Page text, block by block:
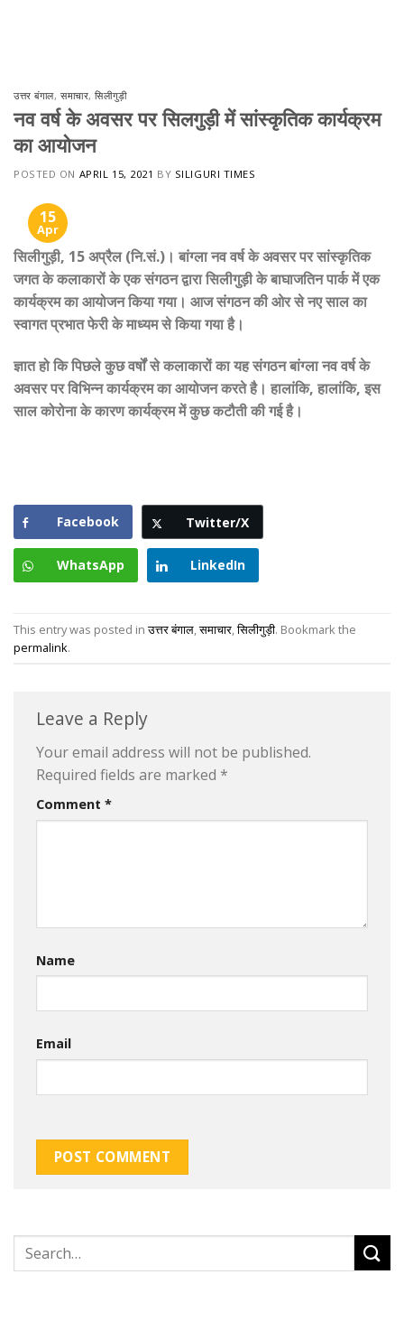
उत्तर बंगाल,समाचार,सिलीगुड़ी
नव वर्ष के अवसर पर सिलगुड़ी में सांस्कृतिक कार्यक्रम
का आयोजन
POSTED ON APRIL 15, 2021 BY SILIGURI TIMES
15
Apr
सिलीगुड़ी, 15 अप्रैल (नि.सं.)। बांग्ला नव वर्ष के अवसर पर सांस्कृतिक
जगत के कलाकारों के एक संगठन द्वारा सिलीगुड़ी के बाघाजतिन पार्क में एक
कार्यक्रम का आयोजन किया गया। आज संगठन की ओर से नए साल का
स्वागत प्रभात फेरी के माध्यम से किया गया है।
ज्ञात हो कि पिछले कुछ वर्षों से कलाकारों का यह संगठन बांग्ला नव वर्ष के
अवसर पर विभिन्न कार्यक्रम का आयोजन करते है। हालांकि, हालांकि, इस
साल कोरोना के कारण कार्यक्रम में कुछ कटौती की गई है।
Facebook Twitter/X
WhatsApp LinkedIn
This entry was posted inउत्तर बंगाल ,समाचार ,सिलीगुड़ी. Bookmark the
permalink.
Leave a Reply
Your email address will not be published.
Required fields are marked *
Comment *
Name
Email